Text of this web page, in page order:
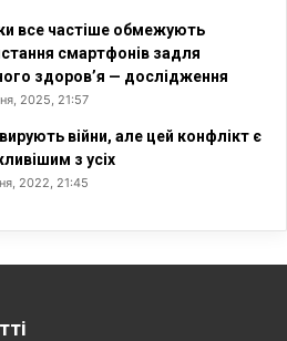
все частіше обмежують
смартфонів задля
здоров’я — дослідження
2025, 21:57
вирують війни, але цей конфлікт є
з усіх
2022, 21:45